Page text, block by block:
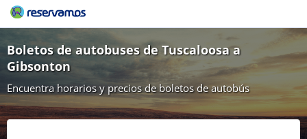
Boletos de autobuses de Tuscaloosa a
Gibsonton
Encuentra horarios y precios de boletos de autobús